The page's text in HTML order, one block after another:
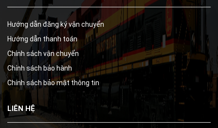
Hướng dẫn đăng ký vận chuyển
Hướng dẫn thanh toán
Chính sách vận chuyển
Chính sách bảo hành
Chính sách bảo mật thông tin
LIÊN HỆ